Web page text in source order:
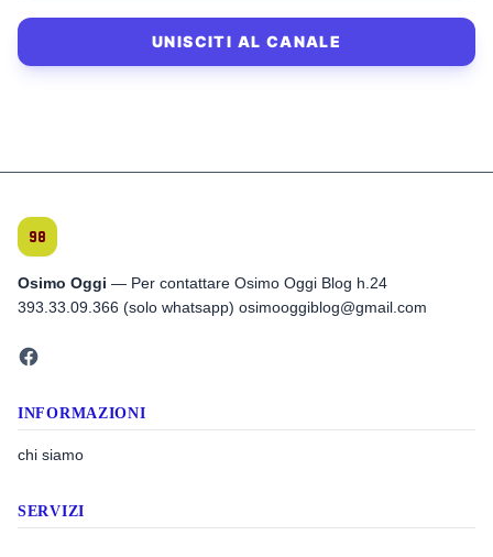
UNISCITI AL CANALE
Osimo Oggi — Per contattare Osimo Oggi Blog h.24
393.33.09.366 (solo whatsapp) osimooggiblog@gmail.com
INFORMAZIONI
chi siamo
SERVIZI